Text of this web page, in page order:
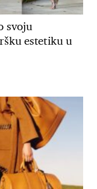
svoju
estetiku u